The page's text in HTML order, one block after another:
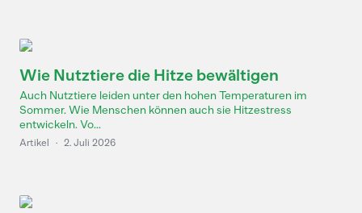
Wie Nutztiere die Hitze bewältigen
Auch Nutztiere leiden unter den hohen Temperaturen im
Sommer. Wie Menschen können auch sie Hitzestress
entwickeln. Vo...
Artikel · 2. Juli 2026